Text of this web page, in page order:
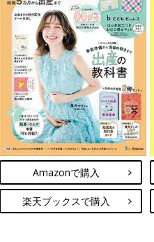
Amazonで購入
楽天ブックスで購入